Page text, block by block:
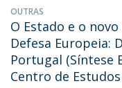
OUTRAS
O Estado e o
Defesa Europeia:
Portugal (Síntese
Centro de